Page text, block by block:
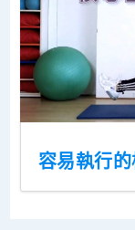
容易執行